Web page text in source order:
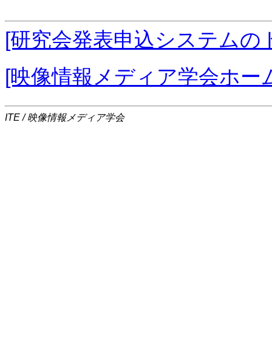
[研究会発表申込システム
[映像情報メディア学会ホー
ITE / 映像情報メディア学会